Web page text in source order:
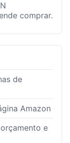
comprar.
de
Amazon
e